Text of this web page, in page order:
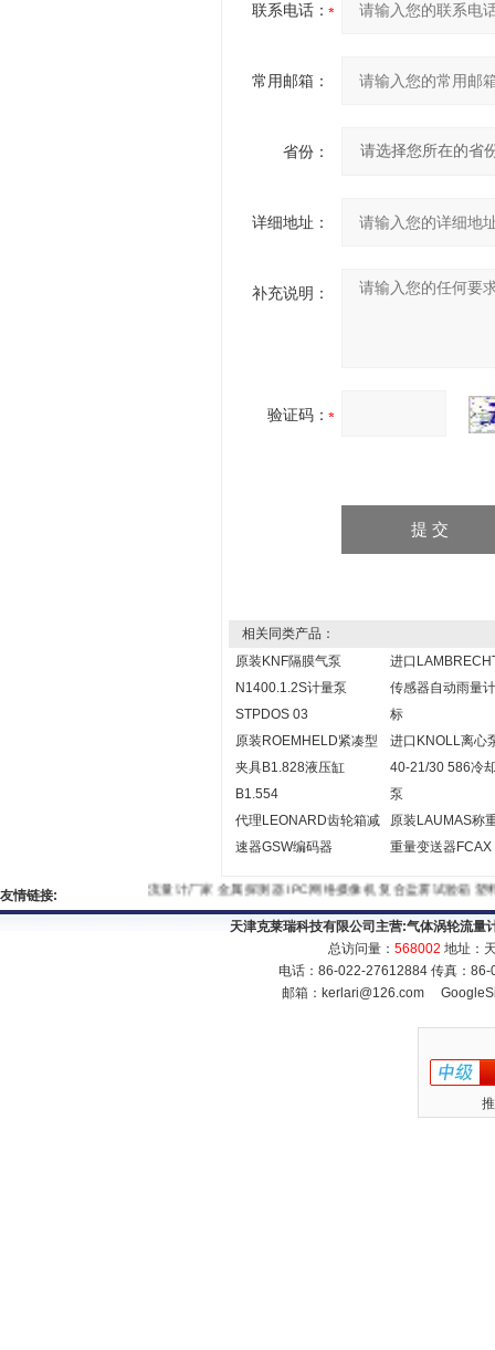
联系电话：
常用邮箱：
省份：
详细地址：
补充说明：
验证码：
相关同类产品：
原装KNF隔膜气泵
N1400.1.2S计量泵
STPDOS 03
进口
传感器自动雨量
标
原装ROEMHELD紧凑型
夹具B1.828液压缸
B1.554
进口KNOLL离心
40-21/30 586冷
泵
代理LEONARD齿轮箱减
速器GSW编码器
原装LAUMAS称
重量变送器FCAX
友情链接: 流量计厂家金属探测器IPC网络摄像机复合盐雾试验箱塑料
天津克莱瑞科技有限公司主营:气体涡轮流量
总访问量： 568002 地址：
电话：86-022-27612884 传真：
邮箱： kerlari@126.com